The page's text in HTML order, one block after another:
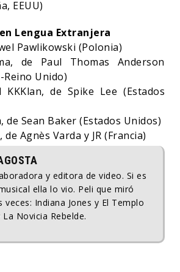
EEUU)
Lengua Extranjera
Pawlikowski (Polonia)
de Paul Thomas Anderson
Reino Unido)
de Spike Lee (Estados
de Sean Baker (Estados Unidos)
Agnès Varda y JR (Francia)
y editora de video. Si es
ella lo vio. Peli que miró
veces: Indiana Jones y El Templo
Novicia Rebelde.